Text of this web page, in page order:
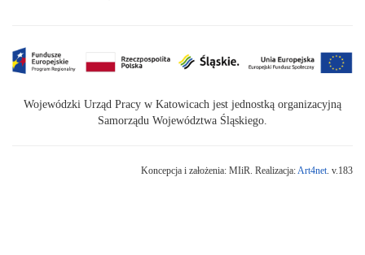
Wojewódzki Urząd Pracy w Katowicach jest jednostką organizacyjną
Samorządu Województwa Śląskiego.
Koncepcja i założenia: MIiR. Realizacja:Art4net. v.183